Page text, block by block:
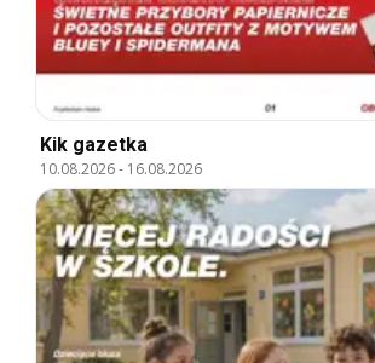
Kik gazetka
10.08.2026- 16.08.2026